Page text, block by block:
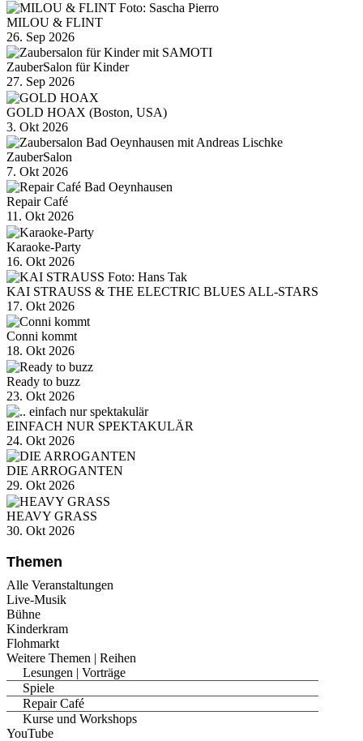
MILOU & FLINT
26. Sep 2026
ZauberSalon für Kinder
27. Sep 2026
GOLD HOAX (Boston, USA)
3. Okt 2026
ZauberSalon
7. Okt 2026
Repair Café
11. Okt 2026
Karaoke-Party
16. Okt 2026
KAI STRAUSS & THE ELECTRIC BLUES ALL-STARS
17. Okt 2026
Conni kommt
18. Okt 2026
Ready to buzz
23. Okt 2026
EINFACH NUR SPEKTAKULÄR
24. Okt 2026
DIE ARROGANTEN
29. Okt 2026
HEAVY GRASS
30. Okt 2026
Themen
Alle Veranstaltungen
Live-Musik
Bühne
Kinderkram
Flohmarkt
Weitere Themen | Reihen
Lesungen | Vorträge
Spiele
Repair Café
Kurse und Workshops
YouTube